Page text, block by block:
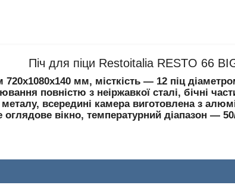
Піч для піци Restoitalia RESTO 66
720х1080х140 мм, місткість — 12 піц
повністю з неіржавкої сталі, бічні
всередині камера виготовлена з
оглядове вікно, температурний діапазон —